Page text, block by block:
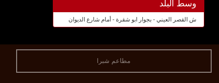
وسط البلد
ش القصر العيني - بجوار ابو شقرة - أمام شارع الديوان
مطاعم شبرا